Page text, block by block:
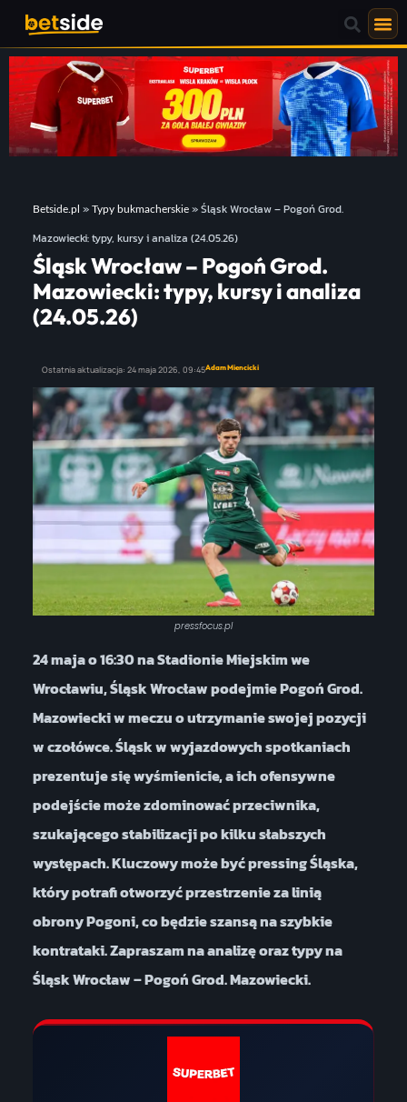
Betside.pl » Typy bukmacherskie»Śląsk Wrocław – Pogoń Grod.
Mazowiecki: typy, kursy i analiza (24.05.26)
Śląsk Wrocław – Pogoń Grod.
Mazowiecki: typy, kursy i analiza
(24.05.26)
Ostatnia aktualizacja: 24 maja 2026, 09:45Adam Miencicki
pressfocus.pl
24 maja o 16:30 na Stadionie Miejskim we
Wrocławiu, Śląsk Wrocław podejmie Pogoń Grod.
Mazowiecki w meczu o utrzymanie swojej pozycji
w czołówce. Śląsk w wyjazdowych spotkaniach
prezentuje się wyśmienicie, a ich ofensywne
podejście może zdominować przeciwnika,
szukającego stabilizacji po kilku słabszych
występach. Kluczowy może być pressing Śląska,
który potrafi otworzyć przestrzenie za linią
obrony Pogoni, co będzie szansą na szybkie
kontrataki. Zapraszam na analizę oraz typy na
Śląsk Wrocław – Pogoń Grod. Mazowiecki.